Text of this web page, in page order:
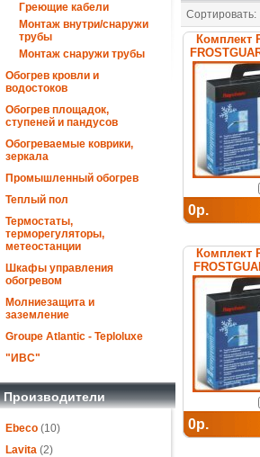
Греющие кабели
Монтаж внутри/снаружи
трубы
Монтаж снаружи трубы
Обогрев кровли и
водостоков
Обогрев площадок,
ступеней и пандусов
Обогреваемые коврики,
зеркала
Промышленный обогрев
Теплый пол
Термостаты,
терморегуляторы,
метеостанции
Шкафы управления
обогревом
Молниезащита и
заземление
Groupe Atlantic - Teploluxe
"ИВС"
Производители
Ebeco(10)
Lavita(2)
Сортировать:
Комплект
0р.
Комплект
0р.